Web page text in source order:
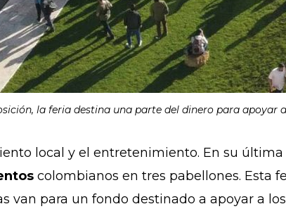
la feria destina una parte del dinero para apoyar
local y el entretenimiento. En su
colombianos en tres pabellones. Esta
van para un fondo destinado a apoyar a